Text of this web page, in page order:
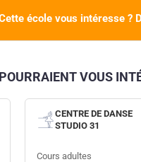
école vous intéresse ?
VOUS
CENTRE DE DANSE
STUDIO 31
Cours adultes